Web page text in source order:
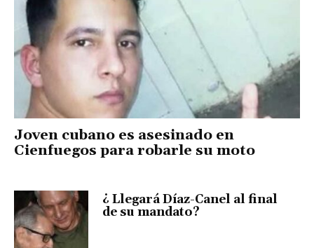
Joven cubano es asesinado en
Cienfuegos para robarle su moto
¿ Llegará Díaz-Canel al final
de su mandato?